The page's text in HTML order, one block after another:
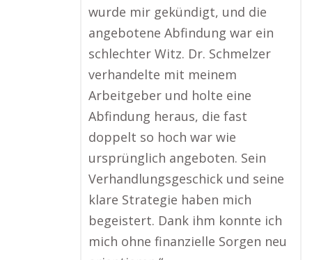
wurde mir gekündigt, und die
angebotene Abfindung war ein
schlechter Witz. Dr. Schmelzer
verhandelte mit meinem
Arbeitgeber und holte eine
Abfindung heraus, die fast
doppelt so hoch war wie
ursprünglich angeboten. Sein
Verhandlungsgeschick und seine
klare Strategie haben mich
begeistert. Dank ihm konnte ich
mich ohne finanzielle Sorgen neu